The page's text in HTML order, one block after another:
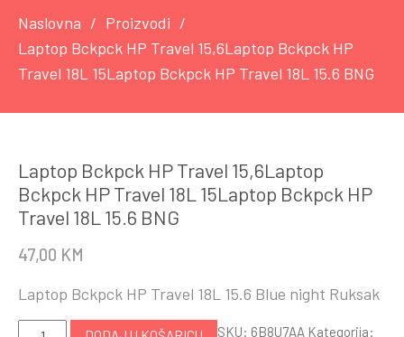
Naslovna
Proizvodi
Laptop Bckpck HP Travel 15,6Laptop Bckpck HP
Travel 18L 15Laptop Bckpck HP Travel 18L 15.6 BNG
Laptop Bckpck HP Travel 15,6Laptop
Bckpck HP Travel 18L 15Laptop Bckpck HP
Travel 18L 15.6 BNG
47,00 KM
Laptop Bckpck HP Travel 18L 15.6 Blue night Ruksak
Laptop
SKU: 6B8U7AA Kategorija: